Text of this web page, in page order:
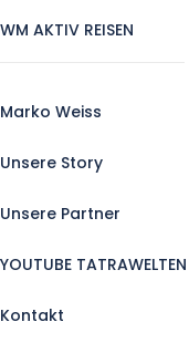
WM AKTIV REISEN
Marko Weiss
Unsere Story
Unsere Partner
YOUTUBE TATRAWELTEN
Kontakt